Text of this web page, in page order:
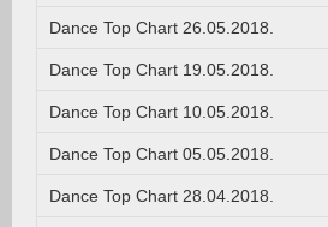
Dance Top Chart 26.05.2018.
Dance Top Chart 19.05.2018.
Dance Top Chart 10.05.2018.
Dance Top Chart 05.05.2018.
Dance Top Chart 28.04.2018.